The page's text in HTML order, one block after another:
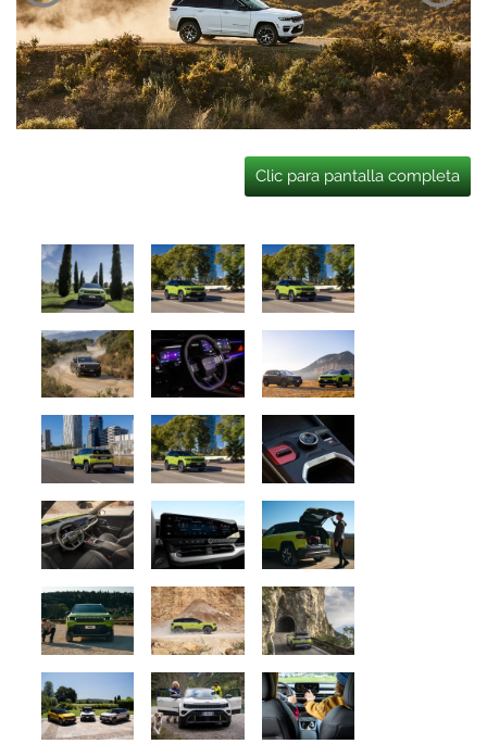
Clic para pantalla completa